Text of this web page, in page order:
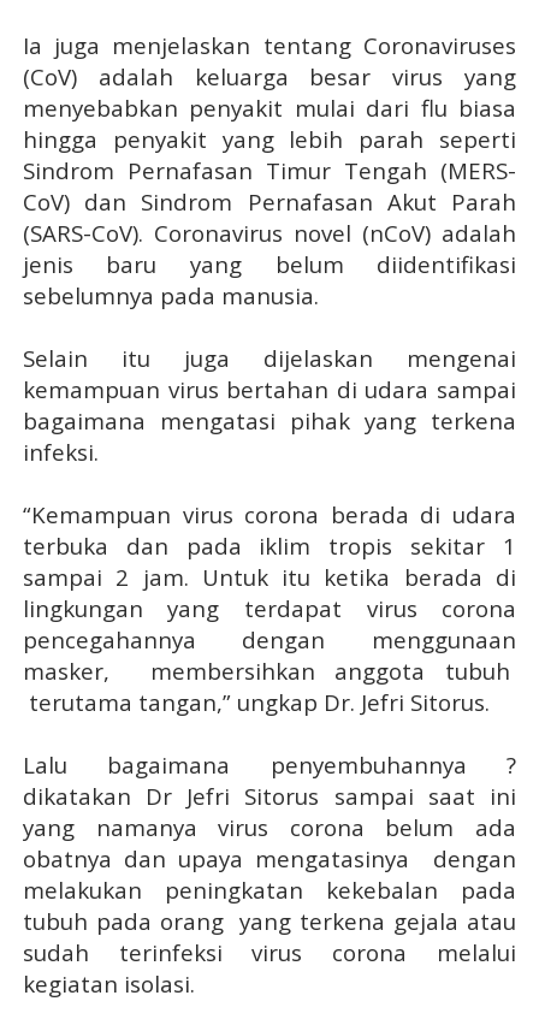
Ia juga menjelaskan tentang Coronaviruses
(CoV) adalah keluarga besar virus yang
menyebabkan penyakit mulai dari flu biasa
hingga penyakit yang lebih parah seperti
Sindrom Pernafasan Timur Tengah (MERS-
CoV) dan Sindrom Pernafasan Akut Parah
(SARS-CoV). Coronavirus novel (nCoV) adalah
jenis baru yang belum diidentifikasi
sebelumnya pada manusia.
Selain itu juga dijelaskan mengenai
kemampuan virus bertahan di udara sampai
bagaimana mengatasi pihak yang terkena
infeksi.
“Kemampuan virus corona berada di udara
terbuka dan pada iklim tropis sekitar 1
sampai 2 jam. Untuk itu ketika berada di
lingkungan yang terdapat virus corona
pencegahannya dengan menggunaan
masker,
membersihkan anggota tubuh
terutama tangan,” ungkap Dr. Jefri Sitorus.
Lalu bagaimana penyembuhannya ?
dikatakan Dr Jefri Sitorus sampai saat ini
yang namanya virus corona belum ada
obatnya dan upaya mengatasinya
dengan
melakukan peningkatan kekebalan pada
tubuh pada orang yang terkena gejala atau
sudah terinfeksi virus corona melalui
kegiatan isolasi.